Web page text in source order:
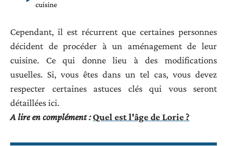
cuisine
Cependant, il est récurrent que certaines personnes
décident de procéder à un aménagement de leur
cuisine. Ce qui donne lieu à des modifications
usuelles. Si, vous êtes dans un tel cas, vous devez
respecter certaines astuces clés qui vous seront
détaillées ici.
A lire en complément :Quel est l'âge de Lorie ?